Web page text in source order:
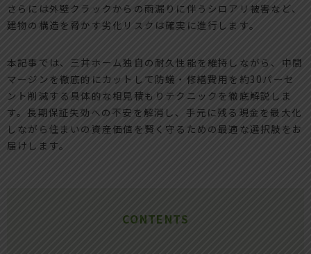
さらには外壁クラックからの雨漏りに伴うシロアリ被害など、
建物の構造を脅かす劣化リスクは確実に進行します。
本記事では、三井ホーム独自の耐久性能を維持しながら、中間
マージンを徹底的にカットして防蟻・修繕費用を約30パーセ
ント削減する具体的な相見積もりテクニックを徹底解説しま
す。長期保証失効への不安を解消し、手元に残る現金を最大化
しながら住まいの資産価値を賢く守るための最適な選択肢をお
届けします。
CONTENTS